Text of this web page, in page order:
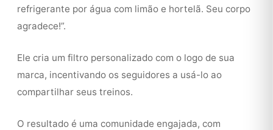
refrigerante por água com limão e hortelã. Seu corpo
agradece!”.
Ele cria um filtro personalizado com o logo de sua
marca, incentivando os seguidores a usá-lo ao
compartilhar seus treinos.
O resultado é uma comunidade engajada, com